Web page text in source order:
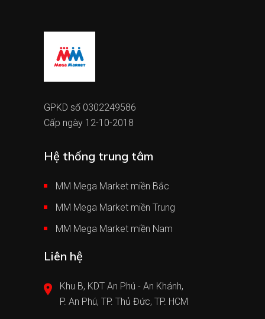
GPKD số 0302249586
Cấp ngày 12-10-2018
Hệ thống trung tâm
MM Mega Market miền Bắc
MM Mega Market miền Trung
MM Mega Market miền Nam
Liên hệ
Khu B, KDT An Phú - An Khánh,
P. An Phú, TP. Thủ Đức, TP. HCM